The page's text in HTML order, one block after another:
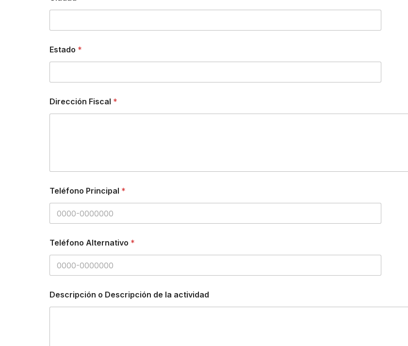
Estado *
Dirección Fiscal *
Teléfono Principal *
Teléfono Alternativo *
Descripción o Descripción de la actividad